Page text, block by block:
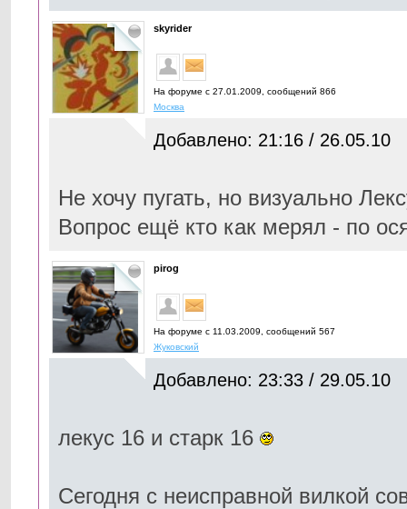
skyrider
На форуме с 27.01.2009, cообщений 866
Москва
Добавлено: 21:16 / 26.05.10
Не хочу пугать, но визуально
Вопрос ещё кто как мерял - по
pirog
На форуме с 11.03.2009, cообщений 567
Жуковский
Добавлено: 23:33 / 29.05.10
лекус 16 и старк 16
Сегодня с неисправной вилкой